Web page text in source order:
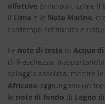
olfattive principali, come il
il Lime e le Note Marine,
contempo sofisticata e
Le note di testa di Acqua
di freschezza,
spiaggia assolata, mentre le
Africano aggiungono un
le note di fondo di Legno